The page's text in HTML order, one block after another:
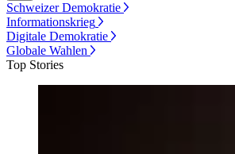
Schweizer Demokratie
Informationskrieg
Digitale Demokratie
Globale Wahlen
Top Stories